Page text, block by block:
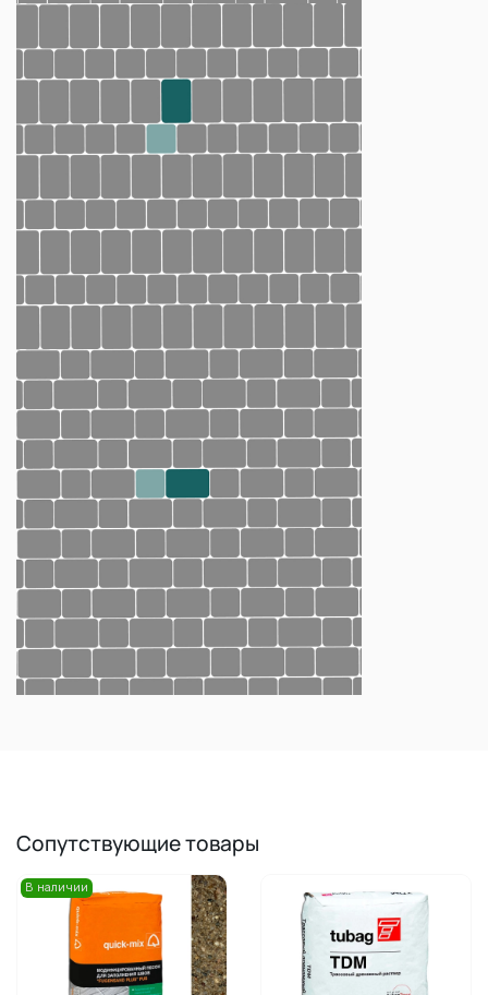
Сопутствующие товары
В наличии